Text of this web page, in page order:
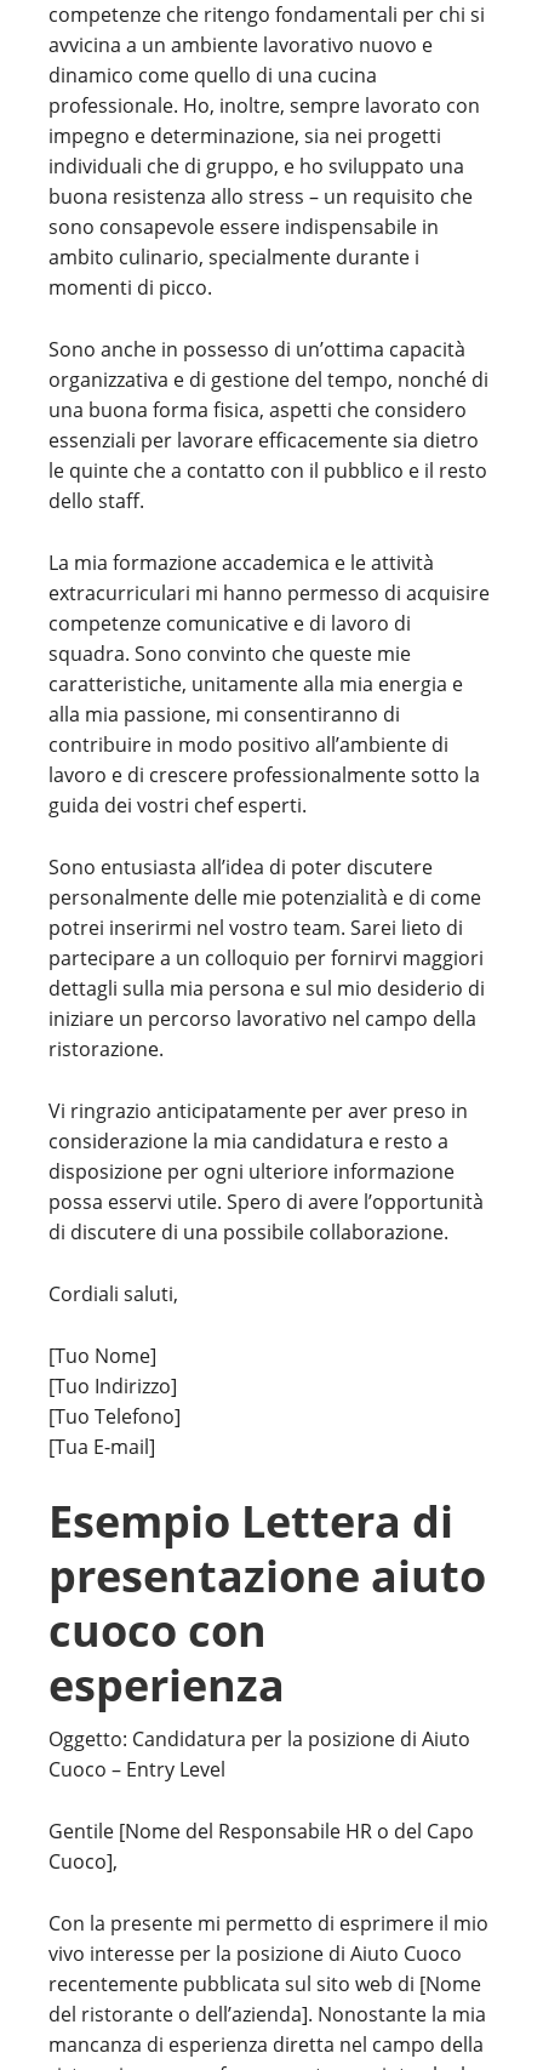
competenze che ritengo fondamentali per chi si
avvicina a un ambiente lavorativo nuovo e
dinamico come quello di una cucina
professionale. Ho, inoltre, sempre lavorato con
impegno e determinazione, sia nei progetti
individuali che di gruppo, e ho sviluppato una
buona resistenza allo stress – un requisito che
sono consapevole essere indispensabile in
ambito culinario, specialmente durante i
momenti di picco.
Sono anche in possesso di un’ottima capacità
organizzativa e di gestione del tempo, nonché di
una buona forma fisica, aspetti che considero
essenziali per lavorare efficacemente sia dietro
le quinte che a contatto con il pubblico e il resto
dello staff.
La mia formazione accademica e le attività
extracurriculari mi hanno permesso di acquisire
competenze comunicative e di lavoro di
squadra. Sono convinto che queste mie
caratteristiche, unitamente alla mia energia e
alla mia passione, mi consentiranno di
contribuire in modo positivo all’ambiente di
lavoro e di crescere professionalmente sotto la
guida dei vostri chef esperti.
Sono entusiasta all’idea di poter discutere
personalmente delle mie potenzialità e di come
potrei inserirmi nel vostro team. Sarei lieto di
partecipare a un colloquio per fornirvi maggiori
dettagli sulla mia persona e sul mio desiderio di
iniziare un percorso lavorativo nel campo della
ristorazione.
Vi ringrazio anticipatamente per aver preso in
considerazione la mia candidatura e resto a
disposizione per ogni ulteriore informazione
possa esservi utile. Spero di avere l’opportunità
di discutere di una possibile collaborazione.
Cordiali saluti,
[Tuo Nome]
[Tuo Indirizzo]
[Tuo Telefono]
[Tua E-mail]
Esempio Lettera di
presentazione aiuto
cuoco con
esperienza
Oggetto: Candidatura per la posizione di Aiuto
Cuoco – Entry Level
Gentile [Nome del Responsabile HR o del Capo
Cuoco],
Con la presente mi permetto di esprimere il mio
vivo interesse per la posizione di Aiuto Cuoco
recentemente pubblicata sul sito web di [Nome
del ristorante o dell’azienda]. Nonostante la mia
mancanza di esperienza diretta nel campo della